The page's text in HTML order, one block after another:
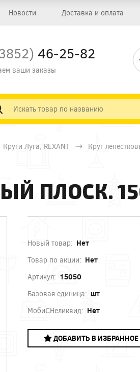
Новости Доставка и оплата
46-25-82
ваши заказы
Круги Луга, REXANT Круг
ПЛОСК.
Новый товар: Нет
Товар по акции: Нет
Артикул: 15050
Базовая единица: шт
МобиСНеликвид: Нет
ДОБАВИТЬ В ИЗБРАННОЕ